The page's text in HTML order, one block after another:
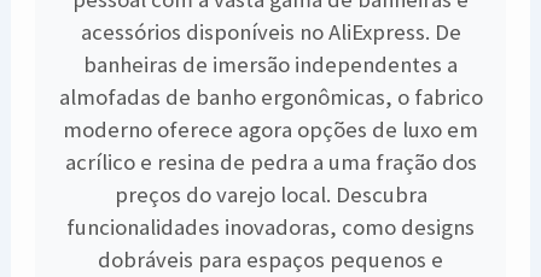
acessórios disponíveis no AliExpress. De
banheiras de imersão independentes a
almofadas de banho ergonômicas, o fabrico
moderno oferece agora opções de luxo em
acrílico e resina de pedra a uma fração dos
preços do varejo local. Descubra
funcionalidades inovadoras, como designs
dobráveis para espaços pequenos e